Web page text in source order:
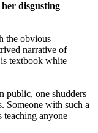
disgusting
the obvious
narrative of
textbook white
public, one shudders
Someone with such a
teaching anyone